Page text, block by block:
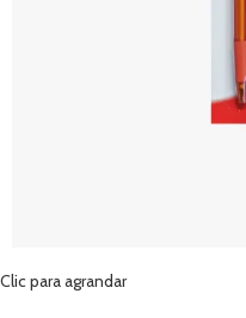
Clic para agrandar